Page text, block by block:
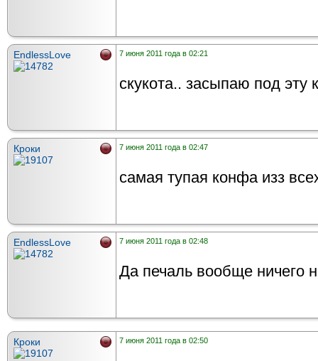
EndlessLove 7 июня 2011 года в 02:21
скукота.. засыпаю под
Кроки 7 июня 2011 года в 02:47
самая тупая конфа изз
EndlessLove 7 июня 2011 года в 02:48
Да печаль вообще ничего
Кроки 7 июня 2011 года в 02:50